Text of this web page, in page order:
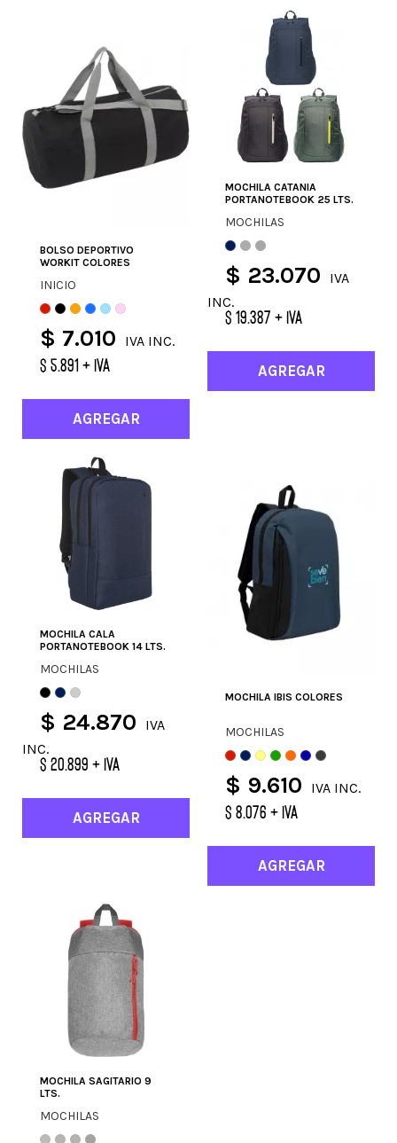
BOLSO DEPORTIVO
WORKIT COLORES
INICIO
$ 7.010 IVA INC.
$ 5.891 + IVA
AGREGAR
MOCHILA CATANIA
PORTANOTEBOOK 25 LTS.
MOCHILAS
$ 23.070
IVA
INC.
$ 19.387 + IVA
AGREGAR
MOCHILA CALA
PORTANOTEBOOK 14 LTS.
MOCHILAS
$ 24.870
IVA
INC.
$ 20.899 + IVA
AGREGAR
MOCHILA IBIS COLORES
MOCHILAS
$ 9.610 IVA INC.
$ 8.076 + IVA
AGREGAR
MOCHILA SAGITARIO 9
LTS.
MOCHILAS